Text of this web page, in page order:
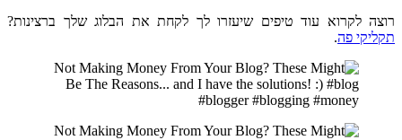
רוצה לקרוא עוד טיפים שיעזרו לך לקחת את הבלוג שלך ברצינות?
תקליקי פה.